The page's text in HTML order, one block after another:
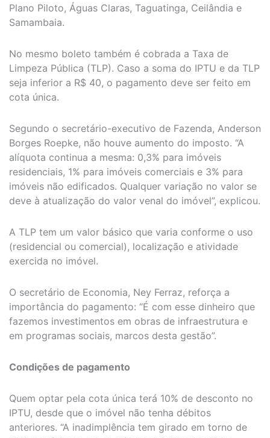
Plano Piloto, Águas Claras, Taguatinga, Ceilândia e
Samambaia.
No mesmo boleto também é cobrada a Taxa de
Limpeza Pública (TLP). Caso a soma do IPTU e da TLP
seja inferior a R$ 40, o pagamento deve ser feito em
cota única.
Segundo o secretário-executivo de Fazenda, Anderson
Borges Roepke, não houve aumento do imposto. “A
alíquota continua a mesma: 0,3% para imóveis
residenciais, 1% para imóveis comerciais e 3% para
imóveis não edificados. Qualquer variação no valor se
deve à atualização do valor venal do imóvel”, explicou.
A TLP tem um valor básico que varia conforme o uso
(residencial ou comercial), localização e atividade
exercida no imóvel.
O secretário de Economia, Ney Ferraz, reforça a
importância do pagamento: “É com esse dinheiro que
fazemos investimentos em obras de infraestrutura e
em programas sociais, marcos desta gestão”.
Condições de pagamento
Quem optar pela cota única terá 10% de desconto no
IPTU, desde que o imóvel não tenha débitos
anteriores. “A inadimplência tem girado em torno de